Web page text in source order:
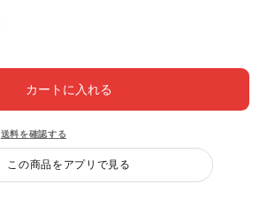
カートに入れる
送料を確認する
この商品をアプリで見る